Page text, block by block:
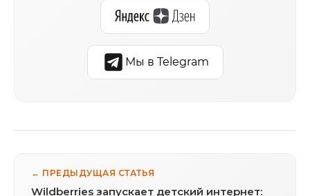
Мы в Telegram
← ПРЕДЫДУЩАЯ СТАТЬЯ
Wildberries запускает детский интернет: